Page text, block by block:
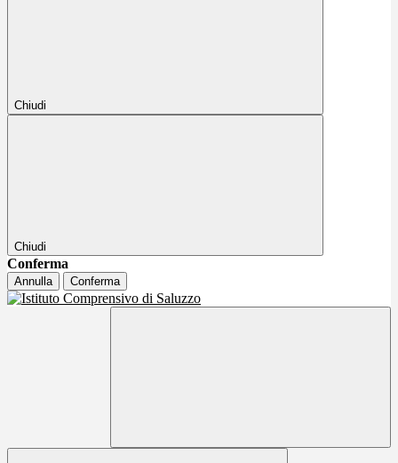
Chiudi
Chiudi
Conferma
Annulla Conferma